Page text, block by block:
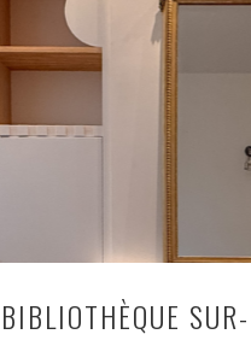
Lille
:
intérieur
BIBLIOTHÈQUE